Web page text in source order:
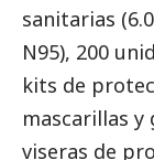
sanitarias
N95), 200
kits de
mascarillas y
viseras de